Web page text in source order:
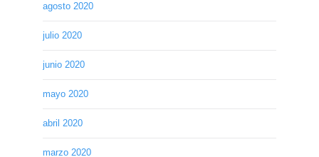
agosto 2020
julio 2020
junio 2020
mayo 2020
abril 2020
marzo 2020